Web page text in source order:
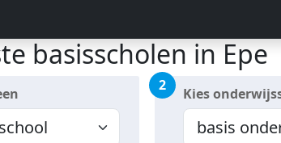
basisscholen in Epe
2 Kies